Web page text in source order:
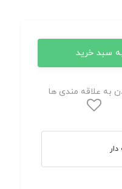
سبد خرید
به علاقه مندی ها